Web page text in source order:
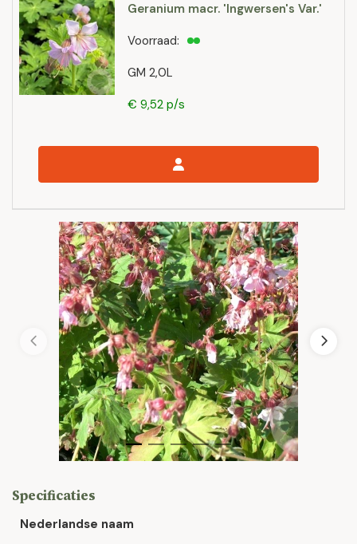
Geranium macr. 'Ingwersen's Var.'
GM 2,0L
Voorraad:
€ 9,52 p/s
Specificaties
Nederlandse naam